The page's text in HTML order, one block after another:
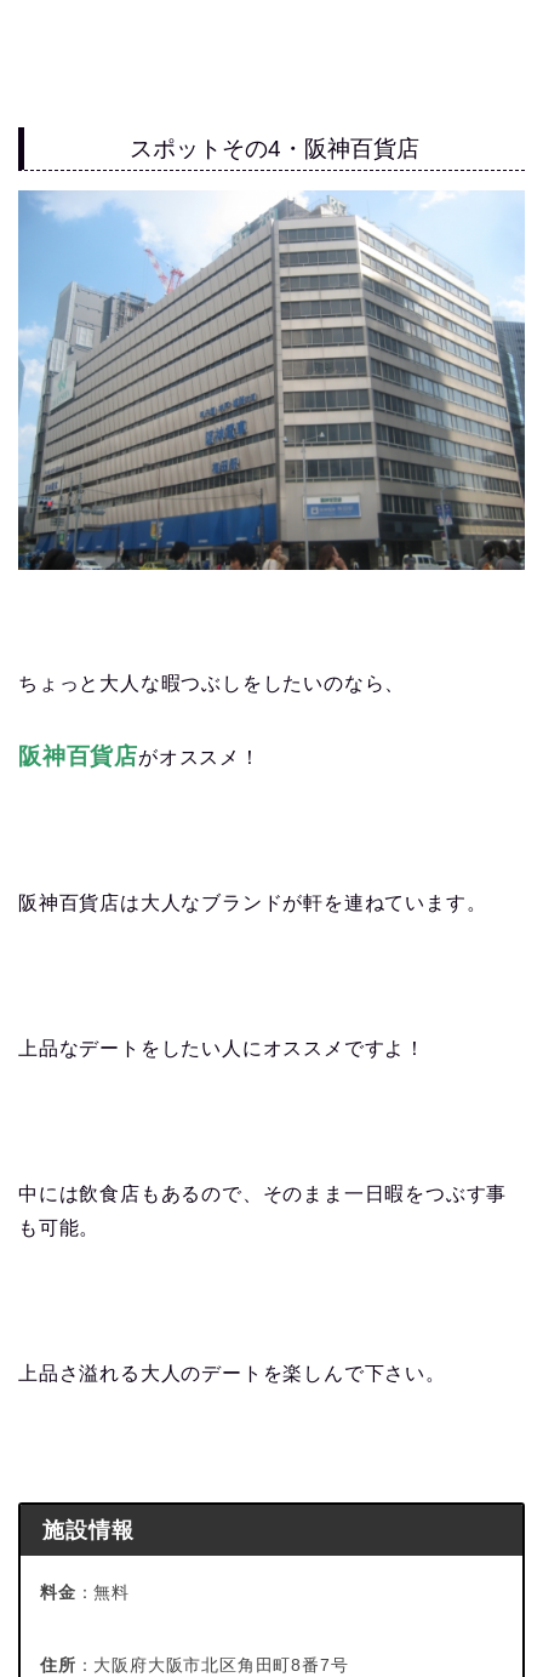
スポットその4・阪神百貨店
ちょっと大人な暇つぶしをしたいのなら、
阪神百貨店がオススメ！
阪神百貨店は大人なブランドが軒を連ねています。
上品なデートをしたい人にオススメですよ！
中には飲食店もあるので、そのまま一日暇をつぶす事
も可能。
上品さ溢れる大人のデートを楽しんで下さい。
施設情報
料金 ：無料
住所 ：大阪府大阪市北区角田町8番7号